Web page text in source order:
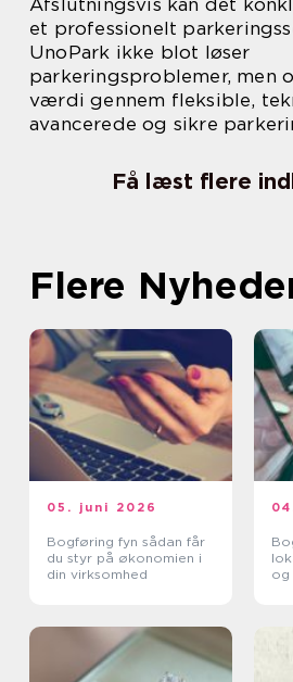
et professionelt
UnoPark ikke blot løser
parkeringsproblemer, men
værdi gennem fleksible,
avancerede og sikre
Få læst flere
Flere
05. juni 2026
Bogføring fyn sådan får
du styr på økonomien i
din virksomhed
og